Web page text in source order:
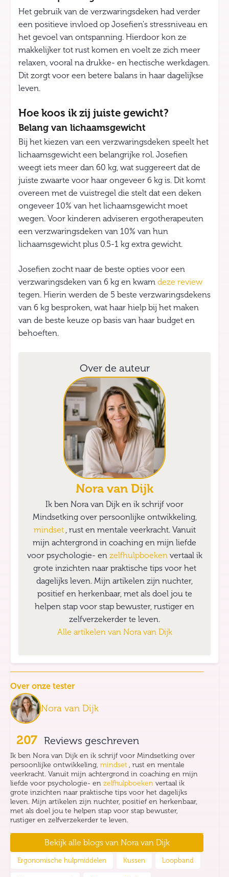
Het gebruik van de verzwaringsdeken had verder
een positieve invloed op Josefien's stressniveau en
het gevoel van ontspanning. Hierdoor kon ze
makkelijker tot rust komen en voelt ze zich meer
relaxen, vooral na drukke- en hectische werkdagen.
Dit zorgt voor een betere balans in haar dagelijkse
leven.
Hoe koos ik zij juiste gewicht?
Belang van lichaamsgewicht
Bij het kiezen van een verzwaringsdeken speelt het
lichaamsgewicht een belangrijke rol. Josefien
weegt iets meer dan 60 kg, wat suggereert dat de
juiste zwaarte voor haar ongeveer 6 kg is. Dit komt
overeen met de vuistregel die stelt dat een deken
ongeveer 10% van het lichaamsgewicht moet
wegen. Voor kinderen adviseren ergotherapeuten
een verzwaringsdeken van 10% van hun
lichaamsgewicht plus 0.5-1 kg extra gewicht.
Josefien zocht naar de beste opties voor een
verzwaringsdeken van 6 kg en kwam deze review
tegen. Hierin werden de 5 beste verzwaringsdekens
van 6 kg besproken, wat haar hielp bij het maken
van de beste keuze op basis van haar budget en
behoeften.
Over de auteur
Nora van Dijk
Ik ben Nora van Dijk en ik schrijf voor
Mindsetking over persoonlijke ontwikkeling,
mindset , rust en mentale veerkracht. Vanuit
mijn achtergrond in coaching en mijn liefde
voor psychologie- en zelfhulpboeken vertaal ik
grote inzichten naar praktische tips voor het
dagelijks leven. Mijn artikelen zijn nuchter,
positief en herkenbaar, met als doel jou te
helpen stap voor stap bewuster, rustiger en
zelfverzekerder te leven.
Alle artikelen van Nora van Dijk
Over onze tester
Nora van Dijk
207 Reviews geschreven
Ik ben Nora van Dijk en ik schrijf voor Mindsetking over
persoonlijke ontwikkeling, mindset , rust en mentale
veerkracht. Vanuit mijn achtergrond in coaching en mijn
liefde voor psychologie- en zelfhulpboeken vertaal ik
grote inzichten naar praktische tips voor het dagelijks
leven. Mijn artikelen zijn nuchter, positief en herkenbaar,
met als doel jou te helpen stap voor stap bewuster,
rustiger en zelfverzekerder te leven.
Bekijk alle blogs van Nora van Dijk
Ergonomische hulpmiddelen Kussen Loopband